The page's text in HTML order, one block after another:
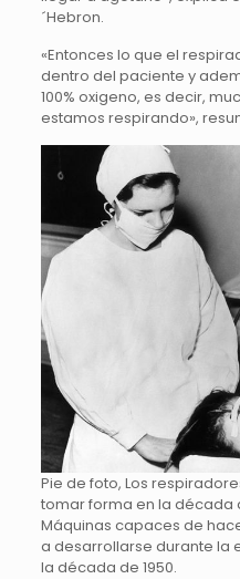
´Hebron.
«Entonces lo que el
dentro del paciente y
100% oxigeno, es decir,
estamos respirando»,
Pie de foto, Los
tomar forma en la década
Máquinas capaces de
a desarrollarse durante la
la década de 1950.